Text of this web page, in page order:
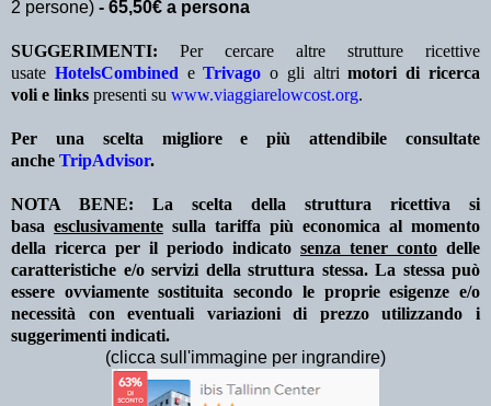
2 persone) - 65,50€ a persona
SUGGERIMENTI: Per cercare altre strutture ricettive
usate HotelsCombined eTrivago o gli altrimotori di ricerca
voli e links presenti su www.viaggiarelowcost.org.
Per una scelta migliore e più attendibile consultate
anche TripAdvisor.
NOTA BENE: La scelta della struttura ricettiva si
basa esclusivamente sulla tariffa più economica al momento
della ricerca per il periodo indicato senza tener conto delle
caratteristiche e/o servizi della struttura stessa. La stessa può
essere ovviamente sostituita secondo le proprie esigenze e/o
necessità con eventuali variazioni di prezzo utilizzando i
suggerimenti indicati.
(clicca sull'immagine per ingrandire)